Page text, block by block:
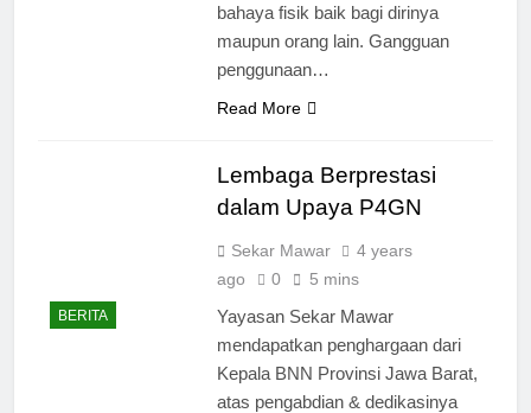
bahaya fisik baik bagi dirinya
maupun orang lain. Gangguan
penggunaan…
Read More
BERITA
Lembaga Berprestasi
dalam Upaya P4GN
Sekar Mawar
4 years
ago
0 5 mins
Yayasan Sekar Mawar
mendapatkan penghargaan dari
Kepala BNN Provinsi Jawa Barat,
atas pengabdian & dedikasinya